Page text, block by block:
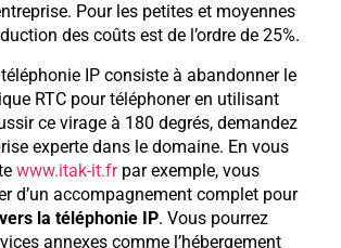
Pour les petites et moyennes
des coûts est de l’ordre de 25%.
IP consiste à abandonner le
RTC pour téléphoner en utilisant
ce virage à 180 degrés, demandez
experte dans le domaine. En vous
www.itak-it.frpar exemple, vous
d’un accompagnement complet pour
la téléphonie IP. Vous pourrez
annexes comme l’hébergement